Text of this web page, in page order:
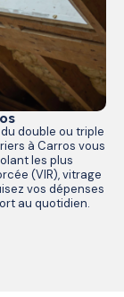
double ou triple
à Carros vous
les plus
(VIR), vitrage
vos dépenses
au quotidien.